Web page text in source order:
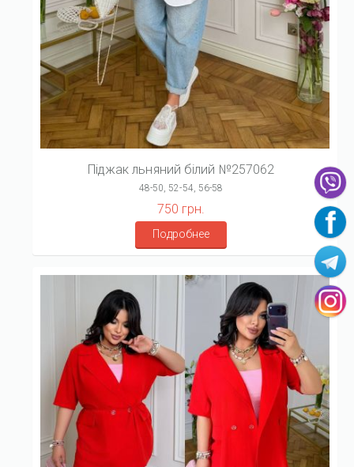
Піджак льняний білий №257062
48-50, 52-54, 56-58
750 грн.
Подробнее